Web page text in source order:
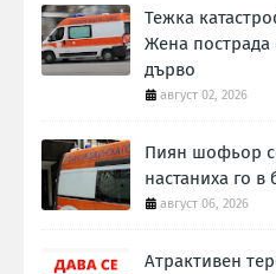
Тежка
Жена пострада
дърво
август 02, 2026
Пиян шофьор
настаниха го
август 06, 2026
Атрактивен